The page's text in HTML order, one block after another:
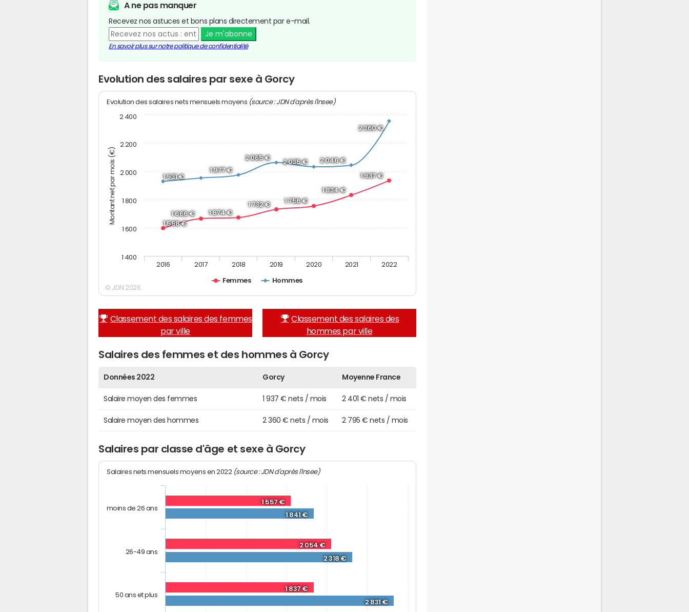
A ne pas manquer
Recevez nos astuces et bons plans directement par e-mail.
Je m'abonne
En savoir plus sur notre politique de confidentialité
Evolution des salaires par sexe à Gorcy
Montant net par mois (€)
Evolution des salaires nets mensuels moyens (source : JDN d'après l'Insee)
1 598 €
1 666 € 1 674 €
1 732 €
1 756 €
1 834 €
1 937 €
1 931 €
1 977 €
2 065 €
2 035 € 2 046 €
2 360 €
Femmes Hommes
2016 2017 2018 2019 2020 2021 2022
1 400
1 600
1 800
2 000
2 200
2 400
© JDN 2026
Classement des salaires des femmes
par ville
Classement des salaires des
hommes par ville
Salaires des femmes et des hommes à Gorcy
Données 2022 Gorcy Moyenne France
Salaire moyen des femmes 1 937 € nets / mois 2 401 € nets / mois
Salaire moyen des hommes 2 360 € nets / mois 2 795 € nets / mois
Salaires par classe d'âge et sexe à Gorcy
Salaires nets mensuels moyens en 2022 (source : JDN d'après l'Insee)
1 557 €
2 054 €
1 837 €
1 841 €
2 318 €
2 831 €
moins de 26 ans
26-49 ans
50 ans et plus